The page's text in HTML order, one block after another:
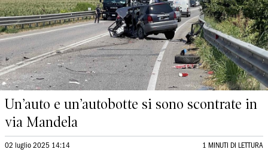
Un’auto e un’autobotte si sono scontrate in
via Mandela
02 luglio 2025 14:14 1 MINUTI DI LETTURA